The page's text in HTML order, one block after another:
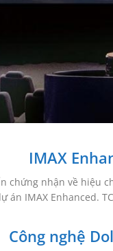
IMAX
chứng nhận về
án IMAX Enhanced.
Công nghệ